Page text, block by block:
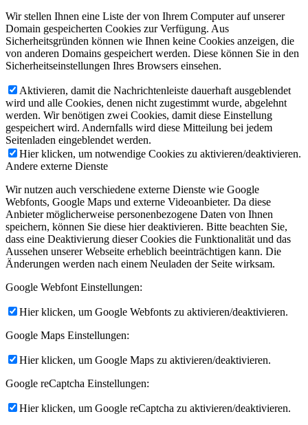
Wir stellen Ihnen eine Liste der von Ihrem Computer auf unserer
Domain gespeicherten Cookies zur Verfügung. Aus
Sicherheitsgründen können wie Ihnen keine Cookies anzeigen, die
von anderen Domains gespeichert werden. Diese können Sie in den
Sicherheitseinstellungen Ihres Browsers einsehen.
Aktivieren, damit die Nachrichtenleiste dauerhaft ausgeblendet
wird und alle Cookies, denen nicht zugestimmt wurde, abgelehnt
werden. Wir benötigen zwei Cookies, damit diese Einstellung
gespeichert wird. Andernfalls wird diese Mitteilung bei jedem
Seitenladen eingeblendet werden.
Hier klicken, um notwendige Cookies zu aktivieren/deaktivieren.
Andere externe Dienste
Wir nutzen auch verschiedene externe Dienste wie Google
Webfonts, Google Maps und externe Videoanbieter. Da diese
Anbieter möglicherweise personenbezogene Daten von Ihnen
speichern, können Sie diese hier deaktivieren. Bitte beachten Sie,
dass eine Deaktivierung dieser Cookies die Funktionalität und das
Aussehen unserer Webseite erheblich beeinträchtigen kann. Die
Änderungen werden nach einem Neuladen der Seite wirksam.
Google Webfont Einstellungen:
Hier klicken, um Google Webfonts zu aktivieren/deaktivieren.
Google Maps Einstellungen:
Hier klicken, um Google Maps zu aktivieren/deaktivieren.
Google reCaptcha Einstellungen:
Hier klicken, um Google reCaptcha zu aktivieren/deaktivieren.